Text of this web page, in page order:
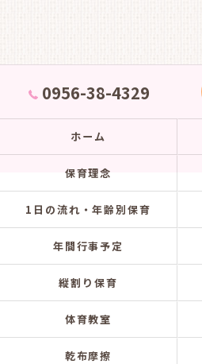
0956-38-4329
ホーム
保育理念
1日の流れ・年齢別保育
年間行事予定
縦割り保育
体育教室
乾布摩擦